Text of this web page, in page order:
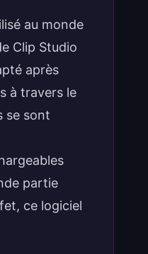
au monde
Clip Studio
après
à travers le
se sont
partie
ce logiciel